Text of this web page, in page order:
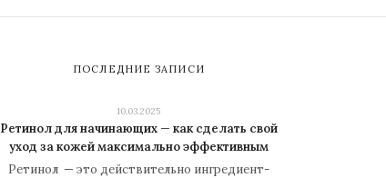
ПОСЛЕДНИЕ ЗАПИСИ
10.03.2025
Ретинол для начинающих — как сделать свой
уход за кожей максимально эффективным
Ретинол — это действительно ингредиент-